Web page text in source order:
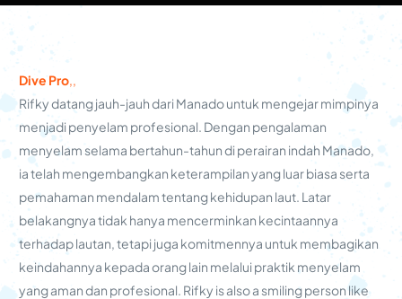
Dive Pro,,
Rifky datang jauh-jauh dari Manado untuk mengejar mimpinya
menjadi penyelam profesional. Dengan pengalaman
menyelam selama bertahun-tahun di perairan indah Manado,
ia telah mengembangkan keterampilan yang luar biasa serta
pemahaman mendalam tentang kehidupan laut. Latar
belakangnya tidak hanya mencerminkan kecintaannya
terhadap lautan, tetapi juga komitmennya untuk membagikan
keindahannya kepada orang lain melalui praktik menyelam
yang aman dan profesional. Rifky is also a smiling person like